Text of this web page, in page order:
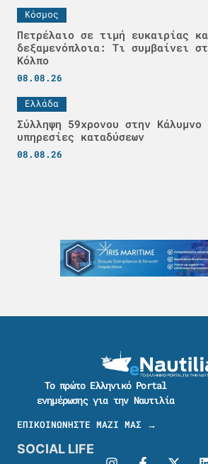
Κόσμος
Πετρέλαιο σε τιμή ευκαιρίας
δεξαμενόπλοια: Τι συμβαίνει
Κόλπο
08.08.26
Ελλάδα
Σύλληψη 59χρονου στην Κάλυμνο
υπηρεσίες καταδύσεων
08.08.26
Το πρώτο Ελληνικό Portal
ενημέρωσης για την Ναυτιλία
ΕΠΙΚΟΙΝΩΝΗΣΤΕ ΜΑΖΙ ΜΑΣ →
SOCIAL LIFE